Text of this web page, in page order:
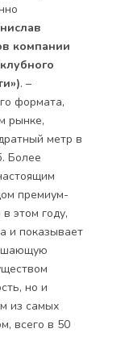
компании
. –
формата,
рынке,
метр в
Более
премиум-
этом году,
и показывает
но и
из самых
всего в 50